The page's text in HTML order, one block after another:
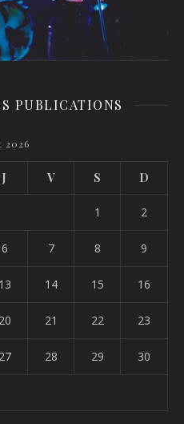
PUBLICATIONS
2026
J V S D
1 2
6 7 8 9
13 14 15 16
20 21 22 23
27 28 29 30